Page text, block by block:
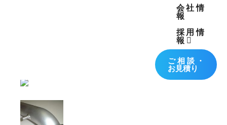
会社情
報
採用情
報
ご相談・
お見積り